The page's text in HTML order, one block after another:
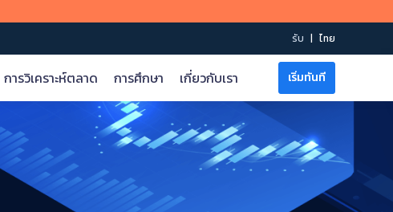
รับ | ไทย
กฎก
รายละเอี
การวิเคราะห์ตลาด การศึกษา เกี่ยวกับเรา
การช่วยเหลือทางออนไลน์
ข้อกำหนด & เงื่อนไข
เริ่มทันที